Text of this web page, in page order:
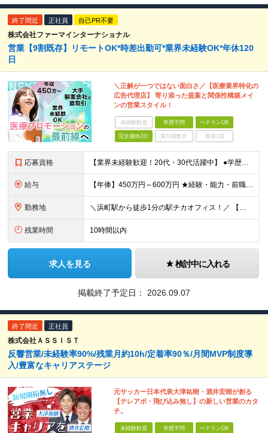
終了間近 正社員 自己PR不要
株式会社ファーマインターナショナル
営業【9割既存】リモートOK*時差出勤可*業界未経験OK*年休120
日
＼正解が一つではない面白さ／【医療業界特化の
広告代理店】 寄り添った提案と関係性構築メイ
ンの営業スタイル！
未経験歓迎 学歴不問 ベテランOK
完全週休2日 賞与複数月 面接1回
応募資格 【業界未経験歓迎！20代・30代活躍中】 ●学歴不問 ●何らかの営業経験をお持ちの方（職種・業界・年数不問） ★無形営業・有形営業どちらの経験も活かせます！ ＼こんな方にピッタリの環境です／ ★テレ
給与 【年俸】450万円～600万円 ★経験・能力・前職の給与等を最大限考慮の上、当社規定により決定します。 ※年俸額を12分割し、月々1/12（37.5万円～50万円）ずつ支給します。 ※月額に調整給と
勤務地 ＼浜町駅から徒歩1分の駅チカオフィス！／ 【本社】東京都中央区日本橋浜町2-31-1 浜町センタービル9F (変更の範囲)上記を除く当社関連勤務地
残業時間 10時間以内
求人を見る 検討中に入れる
掲載終了予定日： 2026.09.07
終了間近 正社員
株式会社ＡＳＳＩＳＴ
反響営業/未経験率90%/残業月約10h/定着率90％/月間MVP制度導
入/豊富なキャリアステージ
元サッカー日本代表大津祐樹・酒井宏樹が創る
【テレアポ・飛び込み無し】の新しい営業のカタ
チ。
未経験歓迎 学歴不問 ベテランOK